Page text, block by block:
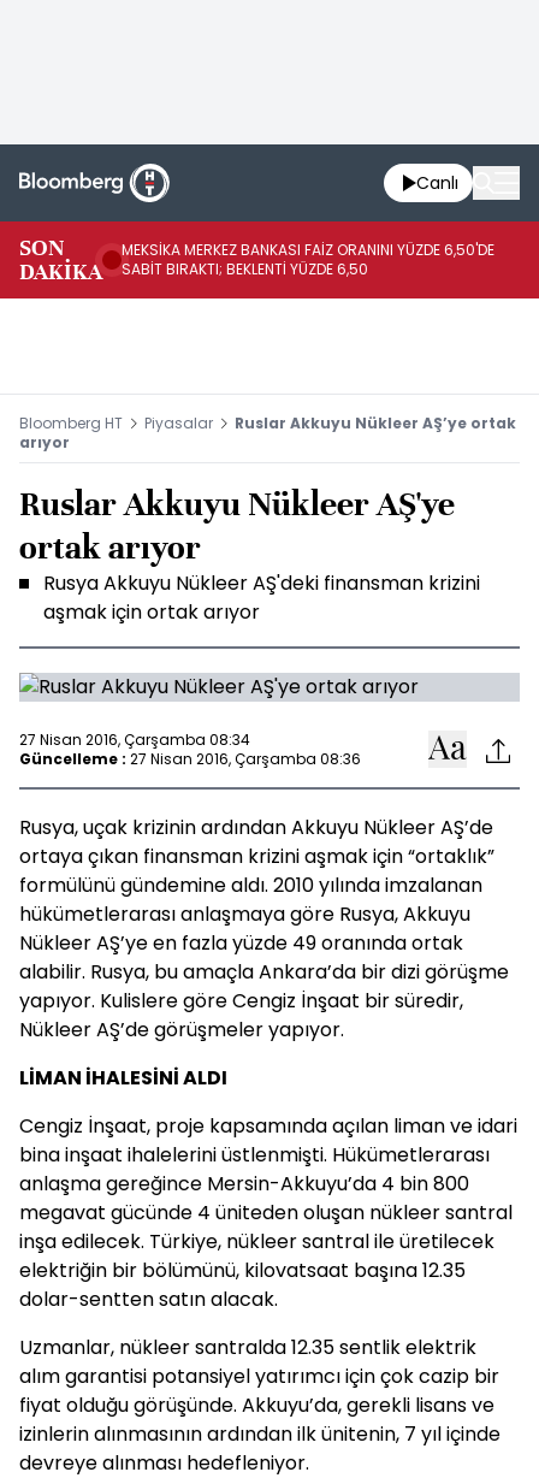
Canlı
SON
DAKİKA
MEKSİKA MERKEZ BANKASI FAİZ ORANINI YÜZDE 6,50'DE
SABİT BIRAKTI; BEKLENTİ YÜZDE 6,50
Bloomberg HT Piyasalar
Ruslar Akkuyu Nükleer AŞ’ye ortak
arıyor
Ruslar Akkuyu Nükleer AŞ'ye
ortak arıyor
Rusya Akkuyu Nükleer AŞ'deki finansman krizini
aşmak için ortak arıyor
27 Nisan 2016, Çarşamba 08:34
Güncelleme : 27 Nisan 2016, Çarşamba 08:36
Rusya, uçak krizinin ardından Akkuyu Nükleer AŞ’de
ortaya çıkan finansman krizini aşmak için “ortaklık”
formülünü gündemine aldı. 2010 yılında imzalanan
hükümetlerarası anlaşmaya göre Rusya, Akkuyu
Nükleer AŞ’ye en fazla yüzde 49 oranında ortak
alabilir. Rusya, bu amaçla Ankara’da bir dizi görüşme
yapıyor. Kulislere göre Cengiz İnşaat bir süredir,
Nükleer AŞ’de görüşmeler yapıyor.
LİMAN İHALESİNİ ALDI
Cengiz İnşaat, proje kapsamında açılan liman ve idari
bina inşaat ihalelerini üstlenmişti. Hükümetlerarası
anlaşma gereğince Mersin-Akkuyu’da 4 bin 800
megavat gücünde 4 üniteden oluşan nükleer santral
inşa edilecek. Türkiye, nükleer santral ile üretilecek
elektriğin bir bölümünü, kilovatsaat başına 12.35
dolar-sentten satın alacak.
Uzmanlar, nükleer santralda 12.35 sentlik elektrik
alım garantisi potansiyel yatırımcı için çok cazip bir
fiyat olduğu görüşünde. Akkuyu’da, gerekli lisans ve
izinlerin alınmasının ardından ilk ünitenin, 7 yıl içinde
devreye alınması hedefleniyor.